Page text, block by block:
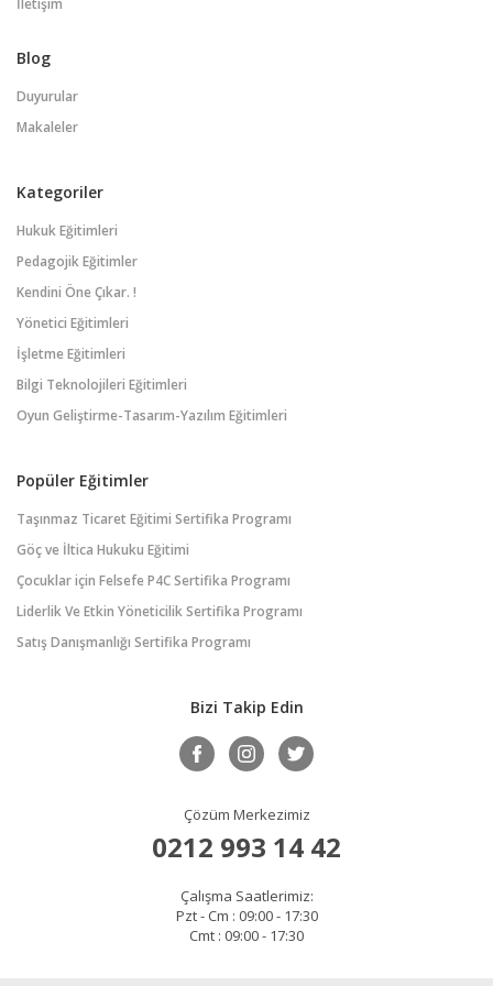
İletişim
Blog
Duyurular
Makaleler
Kategoriler
Hukuk Eğitimleri
Pedagojik Eğitimler
Kendini Öne Çıkar. !
Yönetici Eğitimleri
İşletme Eğitimleri
Bilgi Teknolojileri Eğitimleri
Oyun Geliştirme-Tasarım-Yazılım Eğitimleri
Popüler Eğitimler
Taşınmaz Ticaret Eğitimi Sertifika Programı
Göç ve İltica Hukuku Eğitimi
Çocuklar için Felsefe P4C Sertifika Programı
Liderlik Ve Etkin Yöneticilik Sertifika Programı
Satış Danışmanlığı Sertifika Programı
Bizi Takip Edin
Çözüm Merkezimiz
0212 993 14 42
Çalışma Saatlerimiz:
Pzt - Cm : 09:00 - 17:30
Cmt : 09:00 - 17:30